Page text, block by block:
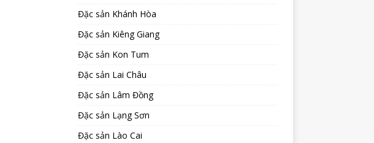
Đặc sản Khánh Hòa
Đặc sản Kiêng Giang
Đặc sản Kon Tum
Đặc sản Lai Châu
Đặc sản Lâm Đồng
Đặc sản Lạng Sơn
Đặc sản Lào Cai